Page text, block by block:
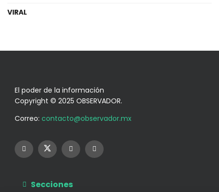
VIRAL
El poder de la información
Copyright © 2025 OBSERVADOR.
Correo: contacto@observador.mx
Secciones